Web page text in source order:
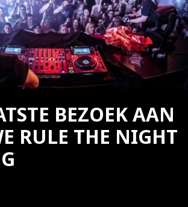
BEZOEK AAN
RULE THE NIGHT